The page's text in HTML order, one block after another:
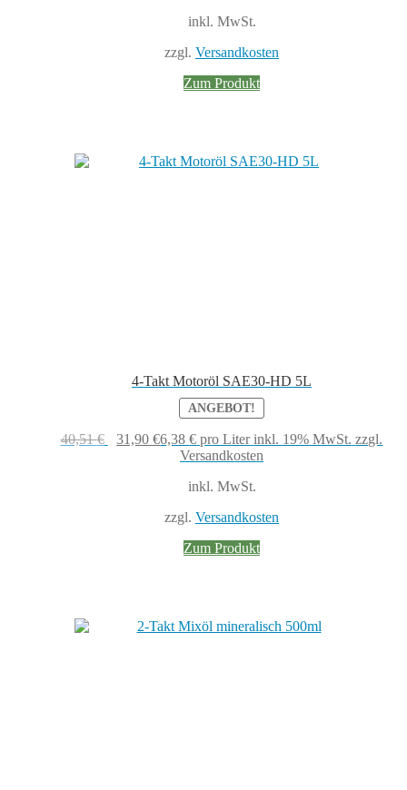
inkl. MwSt.
zzgl. Versandkosten
Zum Produkt
4-Takt Motoröl SAE30-HD 5L
ANGEBOT!
40,51€
Ursprünglicher
31,90€Aktueller
Preis
31,90 €.
6,38€ pro Liter inkl. 19% MwSt. zzgl.
Versandkosten
inkl. MwSt.
zzgl. Versandkosten
Zum Produkt